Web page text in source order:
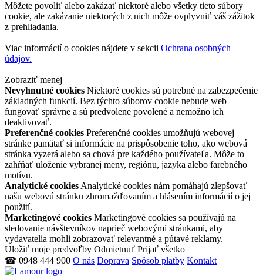
Môžete povoliť alebo zakázať niektoré alebo všetky tieto súbory
cookie, ale zakázanie niektorých z nich môže ovplyvniť váš zážitok
z prehliadania.
Viac informácií o cookies nájdete v sekcii Ochrana osobných
údajov.
Zobraziť menej
Nevyhnutné cookies Niektoré cookies sú potrebné na zabezpečenie
základných funkcií. Bez týchto súborov cookie nebude web
fungovať správne a sú predvolene povolené a nemožno ich
deaktivovať.
Preferenčné cookies Preferenčné cookies umožňujú webovej
stránke pamätať si informácie na prispôsobenie toho, ako webová
stránka vyzerá alebo sa chová pre každého používateľa. Môže to
zahŕňať uloženie vybranej meny, regiónu, jazyka alebo farebného
motívu.
Analytické cookies Analytické cookies nám pomáhajú zlepšovať
našu webovú stránku zhromažďovaním a hlásením informácií o jej
použití.
Marketingové cookies Marketingové cookies sa používajú na
sledovanie návštevníkov naprieč webovými stránkami, aby
vydavatelia mohli zobrazovať relevantné a pútavé reklamy.
Uložiť moje predvoľby Odmietnuť Prijať všetko
☎ 0948 444 900 O nás Doprava Spôsob platby Kontakt